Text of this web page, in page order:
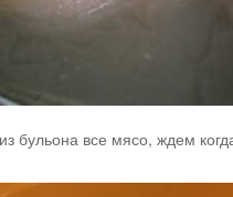
бульона все мясо, ждем